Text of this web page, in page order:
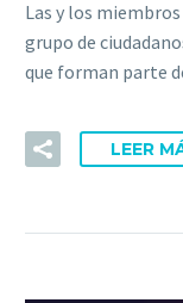
Las y los
grupo de
que forman parte
LEER